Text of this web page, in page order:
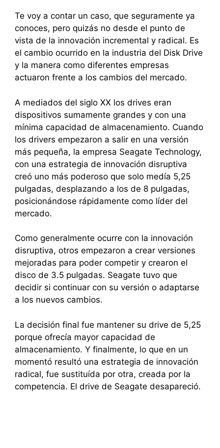
Te voy a contar un caso, que seguramente ya
conoces, pero quizás no desde el punto de
vista de la innovación incremental y radical. Es
el cambio ocurrido en la industria del Disk Drive
y la manera como diferentes empresas
actuaron frente a los cambios del mercado.
A mediados del siglo XX los drives eran
dispositivos sumamente grandes y con una
mínima capacidad de almacenamiento. Cuando
los drivers empezaron a salir en una versión
más pequeña, la empresa Seagate Technology,
con una estrategia de innovación disruptiva
creó uno más poderoso que solo medía 5,25
pulgadas, desplazando a los de 8 pulgadas,
posicionándose rápidamente como líder del
mercado.
Como generalmente ocurre con la innovación
disruptiva, otros empezaron a crear versiones
mejoradas para poder competir y crearon el
disco de 3.5 pulgadas. Seagate tuvo que
decidir si continuar con su versión o adaptarse
a los nuevos cambios.
La decisión final fue mantener su drive de 5,25
porque ofrecía mayor capacidad de
almacenamiento. Y finalmente, lo que en un
momentó resultó una estrategia de innovación
radical, fue sustituída por otra, creada por la
competencia. El drive de Seagate desapareció.